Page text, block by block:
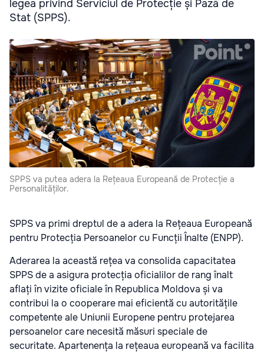
legea privind Serviciul de Protecție și Pază de
Stat (SPPS).
SPPS va putea adera la Rețeaua Europeană de Protecție a
Personalităților.
SPPS va primi dreptul de a adera la Rețeaua Europeană
pentru Protecția Persoanelor cu Funcții Înalte (ENPP).
Aderarea la această rețea va consolida capacitatea
SPPS de a asigura protecția oficialilor de rang înalt
aflați în vizite oficiale în Republica Moldova și va
contribui la o cooperare mai eficientă cu autoritățile
competente ale Uniunii Europene pentru protejarea
persoanelor care necesită măsuri speciale de
securitate. Apartenența la rețeaua europeană va facilita